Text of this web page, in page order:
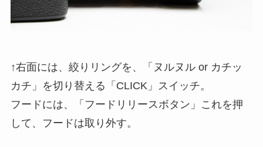
↑右面には、絞りリングを、「ヌルヌル or カチッ
カチ」を切り替える「CLICK」スイッチ。
フードには、「フードリリースボタン」これを押
して、フードは取り外す。